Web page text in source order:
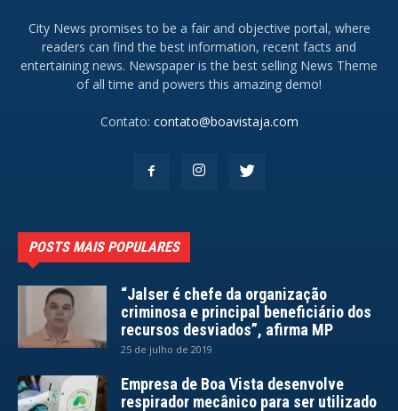
City News promises to be a fair and objective portal, where
readers can find the best information, recent facts and
entertaining news. Newspaper is the best selling News Theme
of all time and powers this amazing demo!
Contato: contato@boavistaja.com
POSTS MAIS POPULARES
“Jalser é chefe da organização
criminosa e principal beneficiário dos
recursos desviados”, afirma MP
25 de julho de 2019
Empresa de Boa Vista desenvolve
respirador mecânico para ser utilizado